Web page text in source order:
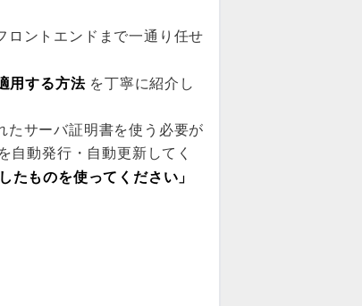
ロントエンドまで一通り任せ
用する方法を丁寧に紹介し
サーバ証明書を使う必要が
動発行・自動更新してく
たものを使ってください」